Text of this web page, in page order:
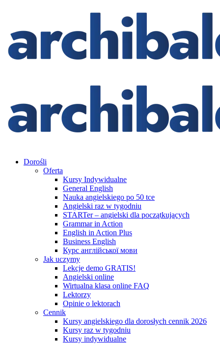
Dorośli
Oferta
Kursy Indywidualne
General English
Nauka angielskiego po 50 tce
Angielski raz w tygodniu
STARTer – angielski dla początkujących
Grammar in Action
English in Action Plus
Business English
Курс англійської мови
Jak uczymy
Lekcje demo GRATIS!
Angielski online
Wirtualna klasa online FAQ
Lektorzy
Opinie o lektorach
Cennik
Kursy angielskiego dla dorosłych cennik 2026
Kursy raz w tygodniu
Kursy indywidualne